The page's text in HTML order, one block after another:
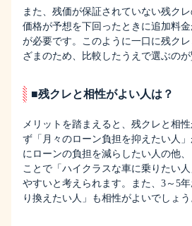
また、残価が保証されていない残ク
価格が予想を下回ったときに追加料
が必要です。このように一口に残ク
ざまのため、比較したうえで選ぶのが
■残クレと相性がよい人は？
メリットを踏まえると、残クレと相
ず「月々のローン負担を抑えたい人
にローンの負担を減らしたい人の他
ことで「ハイクラスな車に乗りたい
やすいと考えられます。また、3～5
り換えたい人」も相性がよいでしょう